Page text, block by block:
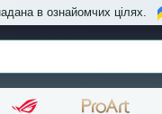
в ознайомчих цілях.